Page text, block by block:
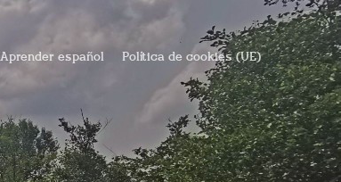
Aprender español Política de cookies (UE)